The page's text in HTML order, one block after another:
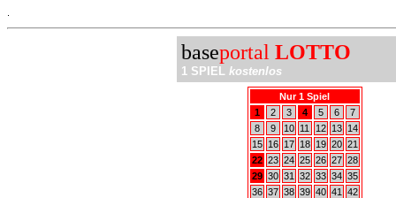
baseportal LOTTO
1 SPIEL kostenlos
Nur 1 Spiel
1
2 3 4 5 6
7
8
9 10 11 12 13
14
15
16 17 18 19 20 21
22 23 24 25 26 27 28
29 30 31 32 33 34 35
36 37 38 39 40 41
42